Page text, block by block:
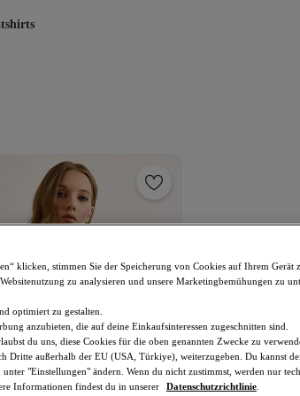
klicken, stimmen Sie der Speicherung von Cookies auf Ihrem Gerät
zu analysieren und unsere Marketingbemühungen zu
optimiert zu gestalten.
anzubieten, die auf deine Einkaufsinteressen zugeschnitten sind.
du uns, diese Cookies für die oben genannten Zwecke zu
Dritte außerhalb der EU (USA, Türkiye), weiterzugeben. Du kannst
"Einstellungen" ändern. Wenn du nicht zustimmst, werden nur
Informationen findest du in unserer
Datenschutzrichtlinie